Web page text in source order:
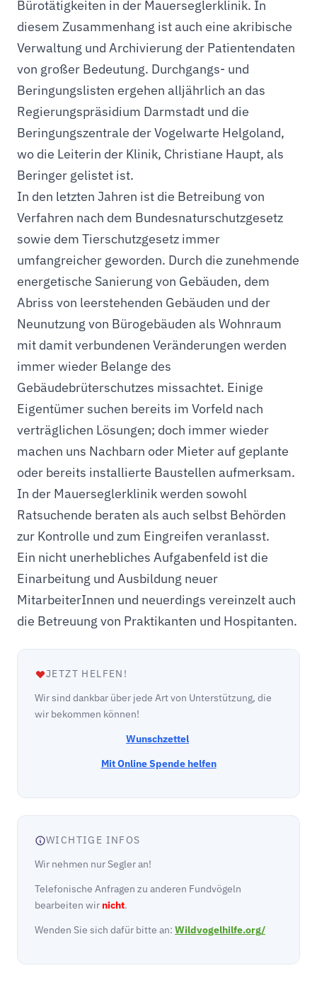
Bürotätigkeiten in der Mauerseglerklinik. In
diesem Zusammenhang ist auch eine akribische
Verwaltung und Archivierung der Patientendaten
von großer Bedeutung. Durchgangs- und
Beringungslisten ergehen alljährlich an das
Regierungspräsidium Darmstadt und die
Beringungszentrale der Vogelwarte Helgoland,
wo die Leiterin der Klinik, Christiane Haupt, als
Beringer gelistet ist.
In den letzten Jahren ist die Betreibung von
Verfahren nach dem Bundesnaturschutzgesetz
sowie dem Tierschutzgesetz immer
umfangreicher geworden. Durch die zunehmende
energetische Sanierung von Gebäuden, dem
Abriss von leerstehenden Gebäuden und der
Neunutzung von Bürogebäuden als Wohnraum
mit damit verbundenen Veränderungen werden
immer wieder Belange des
Gebäudebrüterschutzes missachtet. Einige
Eigentümer suchen bereits im Vorfeld nach
verträglichen Lösungen; doch immer wieder
machen uns Nachbarn oder Mieter auf geplante
oder bereits installierte Baustellen aufmerksam.
In der Mauerseglerklinik werden sowohl
Ratsuchende beraten als auch selbst Behörden
zur Kontrolle und zum Eingreifen veranlasst.
Ein nicht unerhebliches Aufgabenfeld ist die
Einarbeitung und Ausbildung neuer
MitarbeiterInnen und neuerdings vereinzelt auch
die Betreuung von Praktikanten und Hospitanten.
JETZT HELFEN!
Wir sind dankbar über jede Art von Unterstützung, die
wir bekommen können!
Wunschzettel
Mit Online Spende helfen
WICHTIGE INFOS
Wir nehmen nur Segler an!
Telefonische Anfragen zu anderen Fundvögeln
bearbeiten wir nicht.
Wenden Sie sich dafür bitte an: Wildvogelhilfe.org/